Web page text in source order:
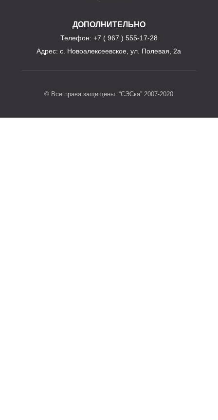
ДОПОЛНИТЕЛЬНО
Телефон: +7 ( 967 ) 555-17-28
Адрес:с. Новоалексеевское, ул. Полевая, 2а
© Все права защищены. “СЭСка” 2007-2020